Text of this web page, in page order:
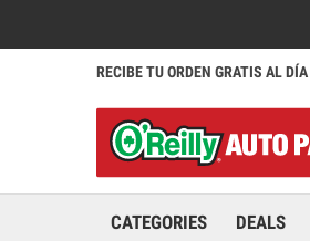
RECIBE TU ORDEN GRATIS AL
CATEGORIES DEALS